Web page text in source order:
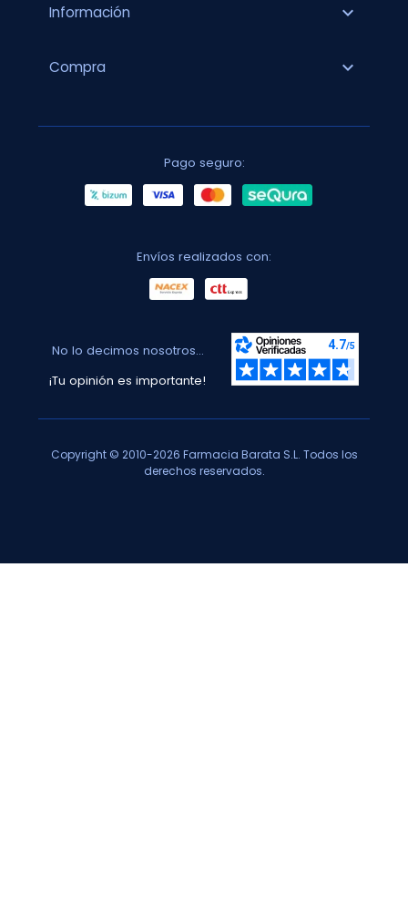
Información expand_more
Compra expand_more
Pago seguro:
Envíos realizados con:
No lo decimos nosotros...
¡Tu opinión es importante!
Copyright © 2010-2026 Farmacia Barata S.L. Todos los
derechos reservados.